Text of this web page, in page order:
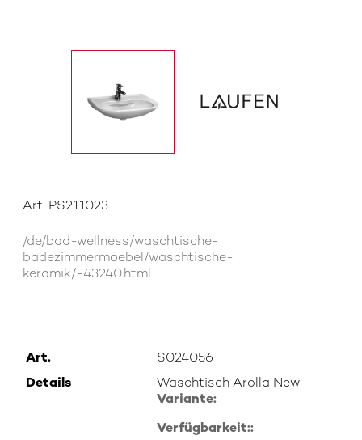
Art. PS211023
/de/bad-wellness/waschtische-
badezimmermoebel/waschtische-
keramik/-43240.html
Art.
S024056
Details
Waschtisch Arolla New
Variante:
Verfügbarkeit::